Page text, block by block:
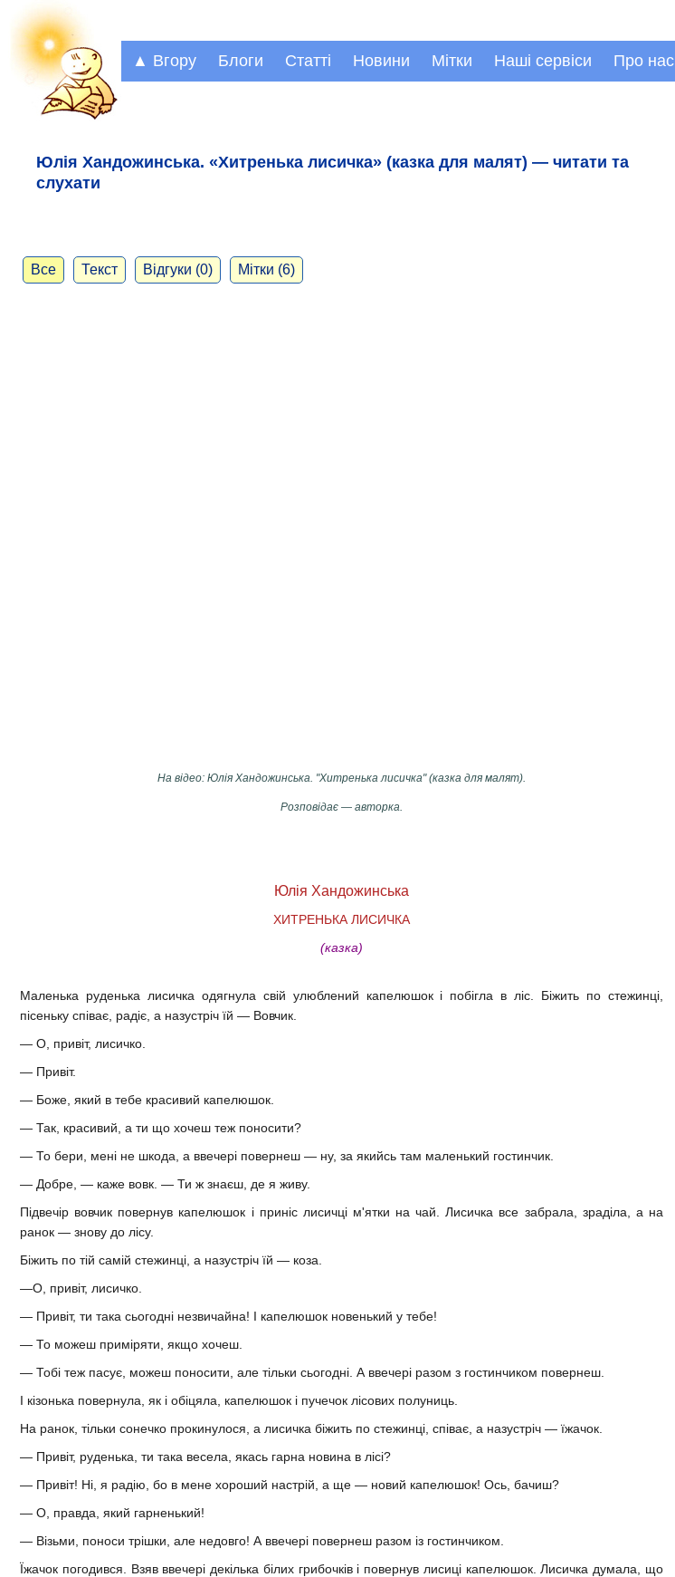
▲ Вгору Блоги Статті Новини Мітки Наші сервіси Про нас
Юлія Хандожинська. «Хитренька лисичка» (казка для малят) — читати та
слухати
Все Текст Відгуки (0) Мітки (6)
На відео: Юлія Хандожинська. "Хитренька лисичка" (казка для малят).
Розповідає — авторка.
Юлія Хандожинська
ХИТРЕНЬКА ЛИСИЧКА
(казка)
Маленька руденька лисичка одягнула свій улюблений капелюшок і побігла в ліс. Біжить по стежинці,
пісеньку співає, радіє, а назустріч їй — Вовчик.
— О, привіт, лисичко.
— Привіт.
— Боже, який в тебе красивий капелюшок.
— Так, красивий, а ти що хочеш теж поносити?
— То бери, мені не шкода, а ввечері повернеш — ну, за якийсь там маленький гостинчик.
— Добре, — каже вовк. — Ти ж знаєш, де я живу.
Підвечір вовчик повернув капелюшок і приніс лисичці м'ятки на чай. Лисичка все забрала, зраділа, а на
ранок — знову до лісу.
Біжить по тій самій стежинці, а назустріч їй — коза.
—О, привіт, лисичко.
— Привіт, ти така сьогодні незвичайна! І капелюшок новенький у тебе!
— То можеш приміряти, якщо хочеш.
— Тобі теж пасує, можеш поносити, але тільки сьогодні. А ввечері разом з гостинчиком повернеш.
І кізонька повернула, як і обіцяла, капелюшок і пучечок лісових полуниць.
На ранок, тільки сонечко прокинулося, а лисичка біжить по стежинці, співає, а назустріч — їжачок.
— Привіт, руденька, ти така весела, якась гарна новина в лісі?
— Привіт! Ні, я радію, бо в мене хороший настрій, а ще — новий капелюшок! Ось, бачиш?
— О, правда, який гарненький!
— Візьми, поноси трішки, але недовго! А ввечері повернеш разом із гостинчиком.
Їжачок погодився. Взяв ввечері декілька білих грибочків і повернув лисиці капелюшок. Лисичка думала, що